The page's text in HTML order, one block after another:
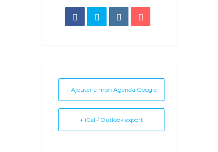
+ Ajouter à mon Agenda Google
+ iCal / Outlook export